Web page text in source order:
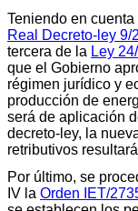
Teniendo en
Real Decreto-ley 9/
tercera de la Ley
que el Gobierno
régimen jurídico y
producción de
será de aplicación
decreto-ley, la
retributivos
Por último, se
IV la Orden IET/